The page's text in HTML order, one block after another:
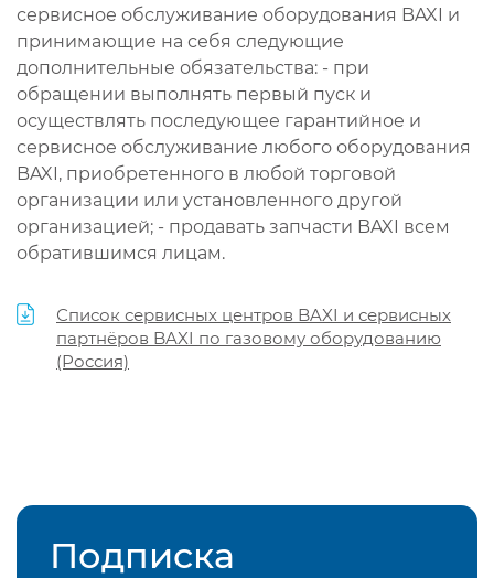
сервисное обслуживание оборудования BAXI и
принимающие на себя следующие
дополнительные обязательства: - при
обращении выполнять первый пуск и
осуществлять последующее гарантийное и
сервисное обслуживание любого оборудования
BAXI, приобретенного в любой торговой
организации или установленного другой
организацией; - продавать запчасти BAXI всем
обратившимся лицам.
Список сервисных центров BAXI и сервисных
партнёров BAXI по газовому оборудованию
(Россия)
Подписка